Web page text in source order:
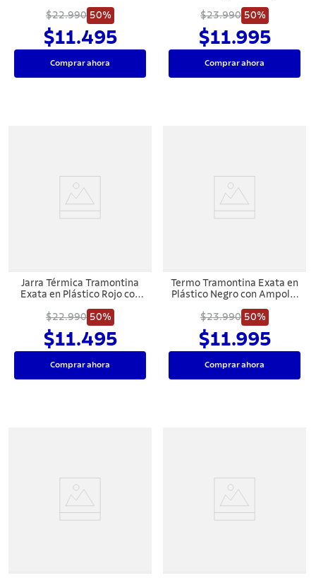
$22.990 50%
$11.495
Comprar ahora
$23.990 50%
$11.995
Comprar ahora
Jarra Térmica Tramontina
Exata en Plástico Rojo con
$22.990 50%
$11.495
Comprar ahora
Termo Tramontina Exata en
Plástico Negro con Ampolla
L
$23.990 50%
$11.995
Comprar ahora